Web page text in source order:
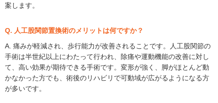
案します。
Q. 人工股関節置換術のメリットは何ですか？
A. 痛みが軽減され、歩行能力が改善されることです。人工股関節の
手術は半世紀以上にわたって行われ、除痛や運動機能の改善に対し
て、高い効果が期待できる手術です。変形が強く、脚がほとんど動
かなかった方でも、術後のリハビリで可動域が広がるようになる方
が多いです。